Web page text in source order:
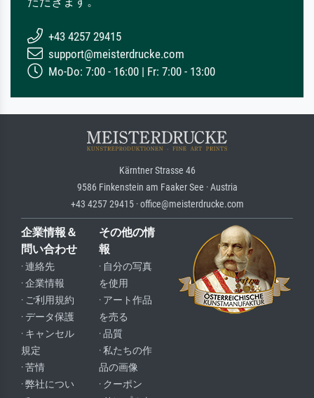
+43 4257 29415
support@meisterdrucke.com
Mo-Do: 7:00 - 16:00 | Fr: 7:00 - 13:00
Kärntner Strasse 46
9586 Finkenstein am Faaker See · Austria
+43 4257 29415 · office@meisterdrucke.com
企業情報＆
問い合わせ
· 連絡先
· 企業情報
· ご利用規約
· データ保護
· キャンセル
規定
· 苦情
· 弊社につい
その他の情
報
· 自分の写真
を使用
· アート作品
を売る
· 品質
· 私たちの作
品の画像
· クーポン